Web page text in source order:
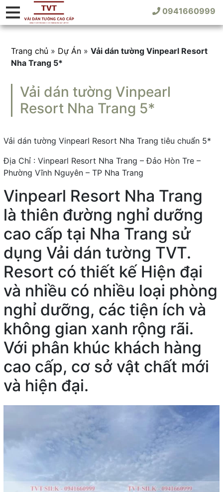
0941660999
Trang chủ » Dự Án »Vải dán tường Vinpearl Resort
Nha Trang 5*
Vải dán tường Vinpearl
Resort Nha Trang 5*
Vải dán tường Vinpearl Resort Nha Trang tiêu chuẩn 5*
Địa Chỉ : Vinpearl Resort Nha Trang – Đảo Hòn Tre –
Phường Vĩnh Nguyên – TP Nha Trang
Vinpearl Resort Nha Trang
là thiên đường nghỉ dưỡng
cao cấp tại Nha Trang sử
dụng Vải dán tường TVT.
Resort có thiết kế Hiện đại
và nhiều có nhiều loại phòng
nghỉ dưỡng, các tiện ích và
không gian xanh rộng rãi.
Với phân khúc khách hàng
cao cấp, cơ sở vật chất mới
và hiện đại.